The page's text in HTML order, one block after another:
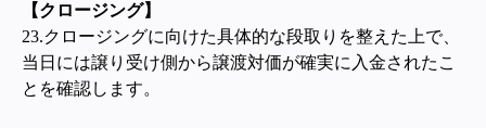
【クロージング】
23.クロージングに向けた具体的な段取りを整えた上で、
当日には譲り受け側から譲渡対価が確実に入金されたこ
とを確認します。